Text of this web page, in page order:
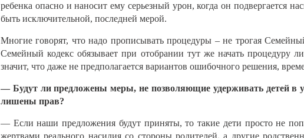
ребенка опасно и наносит ему серьезный урон, когда он подвергается
быть исключительной, последней мерой.
Многие говорят, что надо прописывать процедуры – не трогая
Семейный кодекс обязывает при отобрании тут же начать процедуру
значит, что даже не предполагается вариантов ошибочного решения,
— Будут ли предложены меры, не позволяющие удерживать детей в
лишены прав?
— Если наши предложения будут приняты, то такие дети просто не
жертвами реального насилия со стороны родителей, а другие